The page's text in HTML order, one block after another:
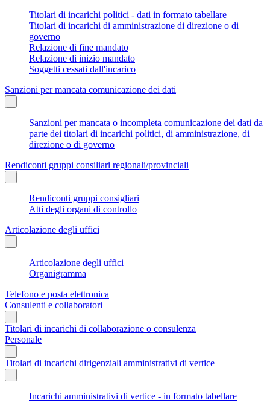
Titolari di incarichi politici - dati in formato tabellare
Titolari di incarichi di amministrazione di direzione o di
governo
Relazione di fine mandato
Relazione di inizio mandato
Soggetti cessati dall'incarico
Sanzioni per mancata comunicazione dei dati
Sanzioni per mancata o incompleta comunicazione dei dati da
parte dei titolari di incarichi politici, di amministrazione, di
direzione o di governo
Rendiconti gruppi consiliari regionali/provinciali
Rendiconti gruppi consigliari
Atti degli organi di controllo
Articolazione degli uffici
Articolazione degli uffici
Organigramma
Telefono e posta elettronica
Consulenti e collaboratori
Titolari di incarichi di collaborazione o consulenza
Personale
Titolari di incarichi dirigenziali amministrativi di vertice
Incarichi amministrativi di vertice - in formato tabellare